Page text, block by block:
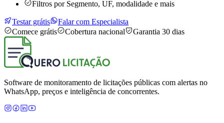
Filtros por Segmento, UF, modalidade e mais
Testar grátis
Falar com Especialista
Comece grátis
Cobertura nacional Garantia 30 dias
Software de monitoramento de licitações públicas com alertas no
WhatsApp, preços e inteligência de concorrentes.